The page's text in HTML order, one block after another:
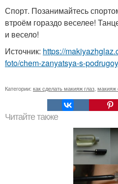
Спорт. Позанимайтесь
втроём гораздо веселее!
и весело!
Источник: https://
foto/chem-zanyatsya-s-
Категории: как сделать макияж глаз макияж
Читайте также